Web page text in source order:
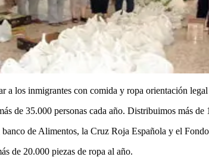
a los inmigrantes con comida y ropa orientación
de 35.000 personas cada año. Distribuimos más
banco de Alimentos, la Cruz Roja Española y el
de 20.000 piezas de ropa al año.